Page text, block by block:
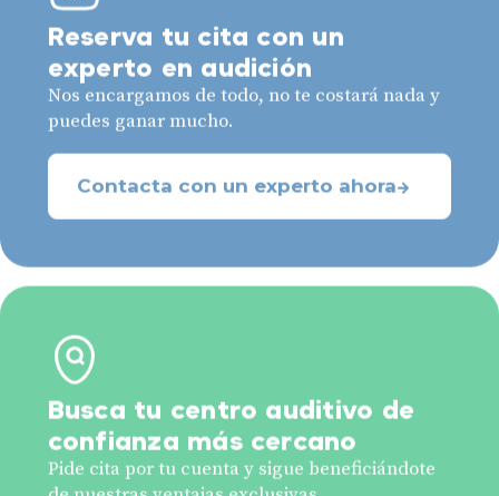
Reserva tu cita con un
experto en audición
Nos encargamos de todo, no te costará nada y
puedes ganar mucho.
Contacta con un experto ahora
Busca tu centro auditivo de
confianza más cercano
Pide cita por tu cuenta y sigue beneficiándote
de nuestras ventajas exclusivas.